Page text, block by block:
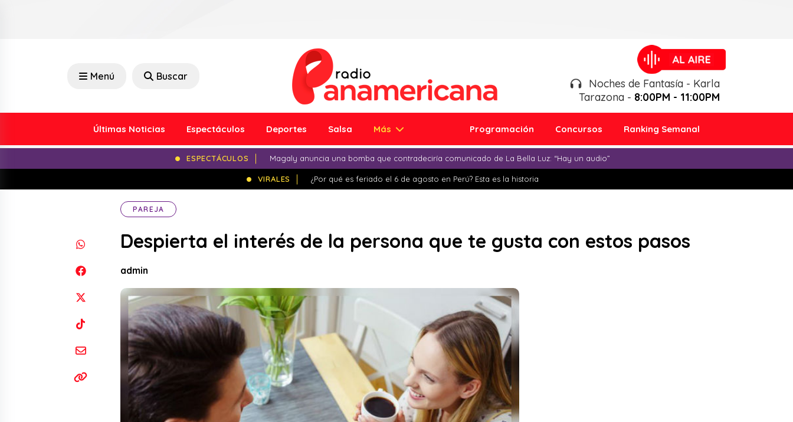
Menú Buscar
Noches de Fantasía - Karla
Tarazona - 8:00PM - 11:00PM
Últimas Noticias Espectáculos Deportes Salsa Más Programación Concursos Ranking Semanal
ESPECTÁCULOS Magaly anuncia una bomba que contradeciría comunicado de La Bella Luz: “Hay un audio”
VIRALES ¿Por qué es feriado el 6 de agosto en Perú? Esta es la historia
PAREJA
Despierta el interés de la persona que te gusta con estos pasos
admin